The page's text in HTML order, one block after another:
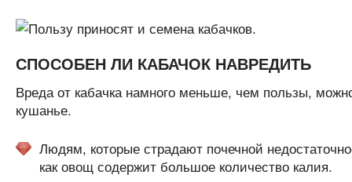
СПОСОБЕН ЛИ КАБАЧОК НАВРЕДИТЬ
Вреда от кабачка намного меньше, чем пользы,
кушанье.
Людям, которые страдают почечной
как овощ содержит большое количество калия.